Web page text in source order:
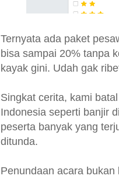
Ternyata ada paket
bisa sampai 20% tanpa
kayak gini. Udah gak
Singkat cerita, kami
Indonesia seperti banjir
peserta banyak yang
ditunda.
Penundaan acara